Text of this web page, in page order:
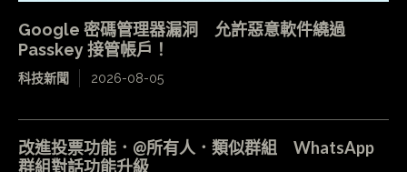
Google 密碼管理器漏洞 允許惡意軟件繞過
Passkey 接管帳戶！
科技新聞 2026-08-05
改進投票功能．@所有人．類似群組 WhatsApp
群組對話功能升級